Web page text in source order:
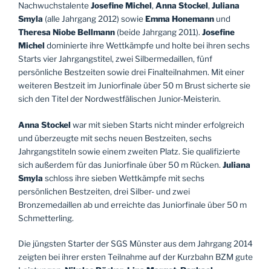
NachwuchstalenteJosefine Michel,Anna Stockel,Juliana
Smyla (alle Jahrgang 2012) sowieEmma Honemann und
Theresa Niobe Bellmann (beide Jahrgang 2011). Josefine
Michel dominierte ihre Wettkämpfe und holte bei ihren sechs
Starts vier Jahrgangstitel, zwei Silbermedaillen, fünf
persönliche Bestzeiten sowie drei Finalteilnahmen. Mit einer
weiteren Bestzeit im Juniorfinale über 50 m Brust sicherte sie
sich den Titel der Nordwestfälischen Junior-Meisterin.
Anna Stockel war mit sieben Starts nicht minder erfolgreich
und überzeugte mit sechs neuen Bestzeiten, sechs
Jahrgangstiteln sowie einem zweiten Platz. Sie qualifizierte
sich außerdem für das Juniorfinale über 50 m Rücken. Juliana
Smyla schloss ihre sieben Wettkämpfe mit sechs
persönlichen Bestzeiten, drei Silber- und zwei
Bronzemedaillen ab und erreichte das Juniorfinale über 50 m
Schmetterling.
Die jüngsten Starter der SGS Münster aus dem Jahrgang 2014
zeigten bei ihrer ersten Teilnahme auf der Kurzbahn BZM gute